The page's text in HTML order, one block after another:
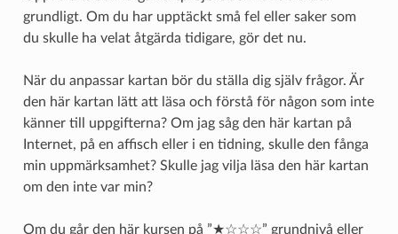
grundligt. Om du har upptäckt små fel eller saker som
du skulle ha velat åtgärda tidigare, gör det nu.
När du anpassar kartan bör du ställa dig själv frågor. Är
den här kartan lätt att läsa och förstå för någon som inte
känner till uppgifterna? Om jag såg den här kartan på
Internet, på en affisch eller i en tidning, skulle den fånga
min uppmärksamhet? Skulle jag vilja läsa den här kartan
om den inte var min?
Om du går den här kursen på ”★☆☆☆” grundnivå eller